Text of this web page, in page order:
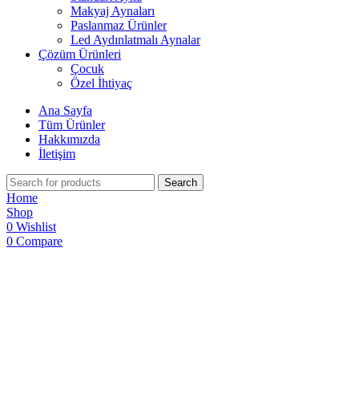
Makyaj Aynaları
Paslanmaz Ürünler
Led Aydınlatmalı Aynalar
Çözüm Ürünleri
Çocuk
Özel İhtiyaç
Ana Sayfa
Tüm Ürünler
Hakkımızda
İletişim
Search
Home
Shop
0 Wishlist
0 Compare